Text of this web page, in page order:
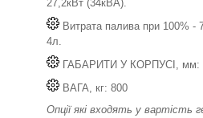
27,2кВт (34кВА).
Витрата палива при 100%
4л.
ГАБАРИТИ У КОРПУСІ, мм:
ВАГА, кг: 800
Опції які входять у вартість